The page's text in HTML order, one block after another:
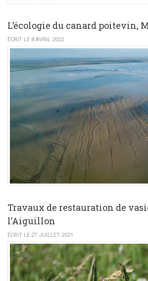
L’écologie du canard poitevin,
ÉCRIT LE 8 AVRIL 2022
Travaux de restauration de
l’Aiguillon
ÉCRIT LE 27 JUILLET 2021